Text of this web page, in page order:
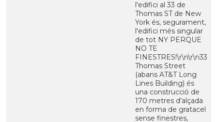
l'edifici al 33 de
Thomas ST de New
York és, segurament,
l'edifici més singular
de tot NY PERQUE
NO TE
FINESTRES!\r\n\r\n33
Thomas Street
(abans AT&T Long
Lines Building) és
una construcció de
170 metres d'alçada
en forma de gratacel
sense finestres,